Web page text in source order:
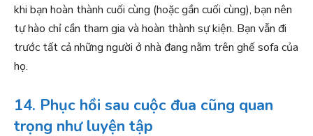
khi bạn hoàn thành cuối cùng (hoặc gần cuối cùng), bạn nên
tự hào chỉ cần tham gia và hoàn thành sự kiện. Bạn vẫn đi
trước tất cả những người ở nhà đang nằm trên ghế sofa của
họ.
14. Phục hồi sau cuộc đua cũng quan
trọng như luyện tập